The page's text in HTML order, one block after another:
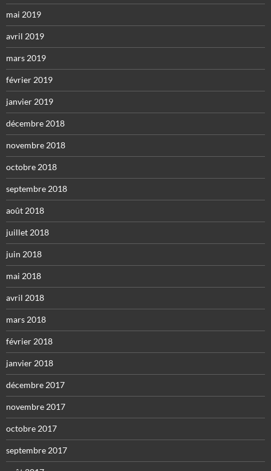
mai 2019
avril 2019
mars 2019
février 2019
janvier 2019
décembre 2018
novembre 2018
octobre 2018
septembre 2018
août 2018
juillet 2018
juin 2018
mai 2018
avril 2018
mars 2018
février 2018
janvier 2018
décembre 2017
novembre 2017
octobre 2017
septembre 2017